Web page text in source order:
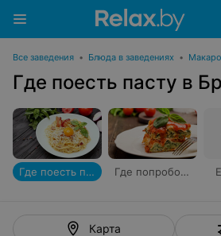
Все заведения • Блюда в заведениях •
Где поесть пасту в
Где поесть пасту Где попробовать лазанью
Карта